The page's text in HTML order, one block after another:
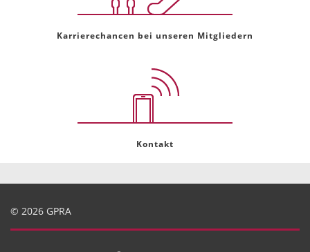
Karrierechancen bei unseren Mitgliedern
Kontakt
© 2026 GPRA